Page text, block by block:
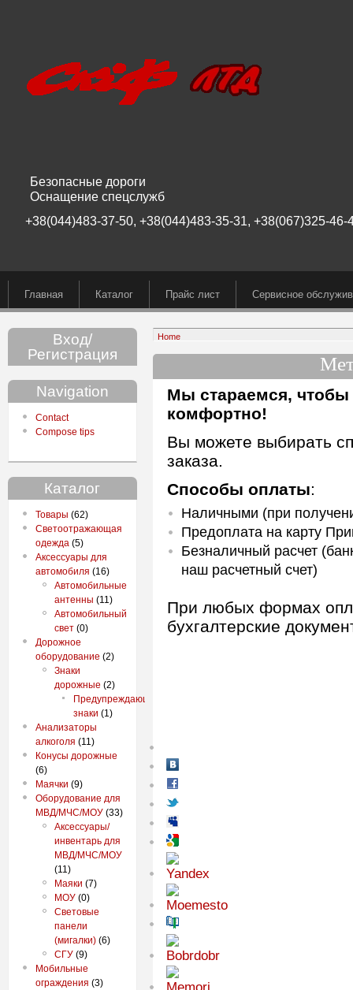
Безопасные дороги
Оснащение спецслужб
+38(044)483-37-50, +38(044)483-35-31, +38(067)325-46-
Главная Каталог Прайс лист Сервисное
Вход/
Регистрация
Navigation
Contact
Compose tips
Каталог
Товары (62)
Светоотражающая
одежда (5)
Аксессуары для
автомобиля (16)
Автомобильные
антенны (11)
Автомобильный
свет (0)
Дорожное
оборудование (2)
Знаки
дорожные (2)
Предупреждающие
знаки (1)
Анализаторы
алкоголя (11)
Конусы дорожные
(6)
Маячки (9)
Оборудование для
МВД/МЧС/МОУ (33)
Аксессуары/
инвентарь для
МВД/МЧС/МОУ
(11)
Маяки (7)
МОУ (0)
Световые
панели
(мигалки) (6)
СГУ (9)
Мобильные
ограждения (3)
Home
Мы стараемся,
комфортно!
Вы можете выбирать
заказа.
Способы оплаты:
Наличными (при
Предоплата на карту
Безналичный расчет
наш расчетный счет)
При любых формах
бухгалтерские